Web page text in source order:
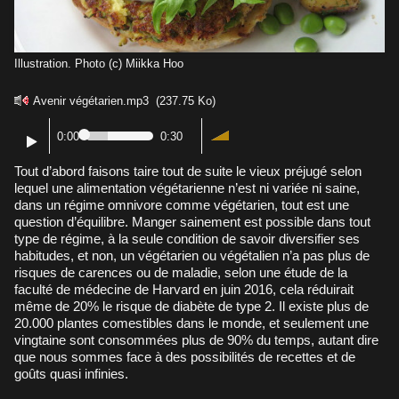
Illustration. Photo (c) Miikka Hoo
Avenir végétarien.mp3 (237.75 Ko)
0:00 0:30
Tout d’abord faisons taire tout de suite le vieux préjugé selon
lequel une alimentation végétarienne n’est ni variée ni saine,
dans un régime omnivore comme végétarien, tout est une
question d’équilibre. Manger sainement est possible dans tout
type de régime, à la seule condition de savoir diversifier ses
habitudes, et non, un végétarien ou végétalien n’a pas plus de
risques de carences ou de maladie, selon une étude de la
faculté de médecine de Harvard en juin 2016, cela réduirait
même de 20% le risque de diabète de type 2. Il existe plus de
20.000 plantes comestibles dans le monde, et seulement une
vingtaine sont consommées plus de 90% du temps, autant dire
que nous sommes face à des possibilités de recettes et de
goûts quasi infinies.